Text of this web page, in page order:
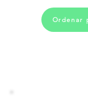
Ordenar